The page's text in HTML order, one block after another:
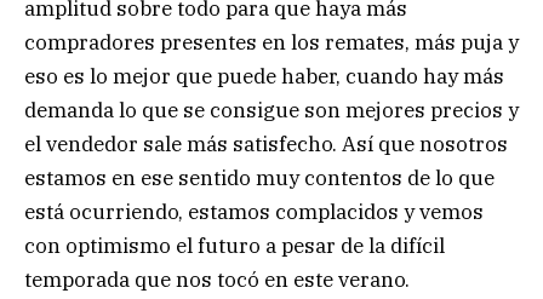
amplitud sobre todo para que haya más
compradores presentes en los remates, más puja y
eso es lo mejor que puede haber, cuando hay más
demanda lo que se consigue son mejores precios y
el vendedor sale más satisfecho. Así que nosotros
estamos en ese sentido muy contentos de lo que
está ocurriendo, estamos complacidos y vemos
con optimismo el futuro a pesar de la difícil
temporada que nos tocó en este verano.